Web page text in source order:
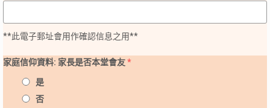
**此電子郵址會用作確認信息之用**
家庭信仰資料: 家長是否本堂會友*
是
否